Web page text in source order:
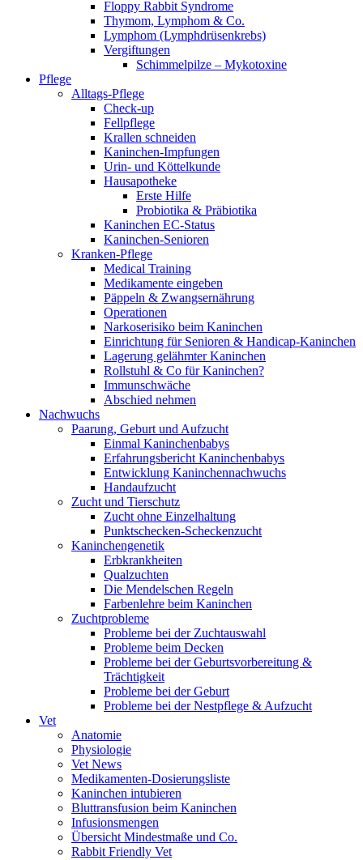
Floppy Rabbit Syndrome
Thymom, Lymphom & Co.
Lymphom (Lymphdrüsenkrebs)
Vergiftungen
Schimmelpilze – Mykotoxine
Pflege
Alltags-Pflege
Check-up
Fellpflege
Krallen schneiden
Kaninchen-Impfungen
Urin- und Köttelkunde
Hausapotheke
Erste Hilfe
Probiotika & Präbiotika
Kaninchen EC-Status
Kaninchen-Senioren
Kranken-Pflege
Medical Training
Medikamente eingeben
Päppeln & Zwangsernährung
Operationen
Narkoserisiko beim Kaninchen
Einrichtung für Senioren & Handicap-Kaninchen
Lagerung gelähmter Kaninchen
Rollstuhl & Co für Kaninchen?
Immunschwäche
Abschied nehmen
Nachwuchs
Paarung, Geburt und Aufzucht
Einmal Kaninchenbabys
Erfahrungsbericht Kaninchenbabys
Entwicklung Kaninchennachwuchs
Handaufzucht
Zucht und Tierschutz
Zucht ohne Einzelhaltung
Punktschecken-Scheckenzucht
Kaninchengenetik
Erbkrankheiten
Qualzuchten
Die Mendelschen Regeln
Farbenlehre beim Kaninchen
Zuchtprobleme
Probleme bei der Zuchtauswahl
Probleme beim Decken
Probleme bei der Geburtsvorbereitung &
Trächtigkeit
Probleme bei der Geburt
Probleme bei der Nestpflege & Aufzucht
Vet
Anatomie
Physiologie
Vet News
Medikamenten-Dosierungsliste
Kaninchen intubieren
Bluttransfusion beim Kaninchen
Infusionsmengen
Übersicht Mindestmaße und Co.
Rabbit Friendly Vet